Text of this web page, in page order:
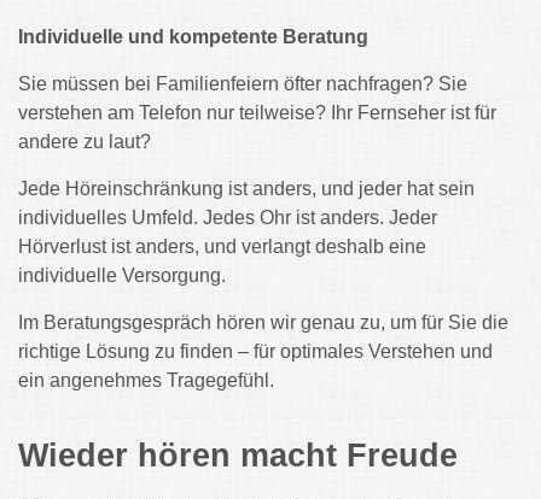
Individuelle und kompetente Beratung
Sie müssen bei Familienfeiern öfter nachfragen? Sie
verstehen am Telefon nur teilweise? Ihr Fernseher ist für
andere zu laut?
Jede Höreinschränkung ist anders, und jeder hat sein
individuelles Umfeld. Jedes Ohr ist anders. Jeder
Hörverlust ist anders, und verlangt deshalb eine
individuelle Versorgung.
Im Beratungsgespräch hören wir genau zu, um für Sie die
richtige Lösung zu finden – für optimales Verstehen und
ein angenehmes Tragegefühl.
Wieder hören macht Freude